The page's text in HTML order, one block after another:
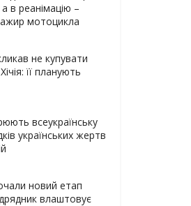
в реанімацію –
мотоцикла
не купувати
її планують
всеукраїнську
українських жертв
новий етап
влаштовує